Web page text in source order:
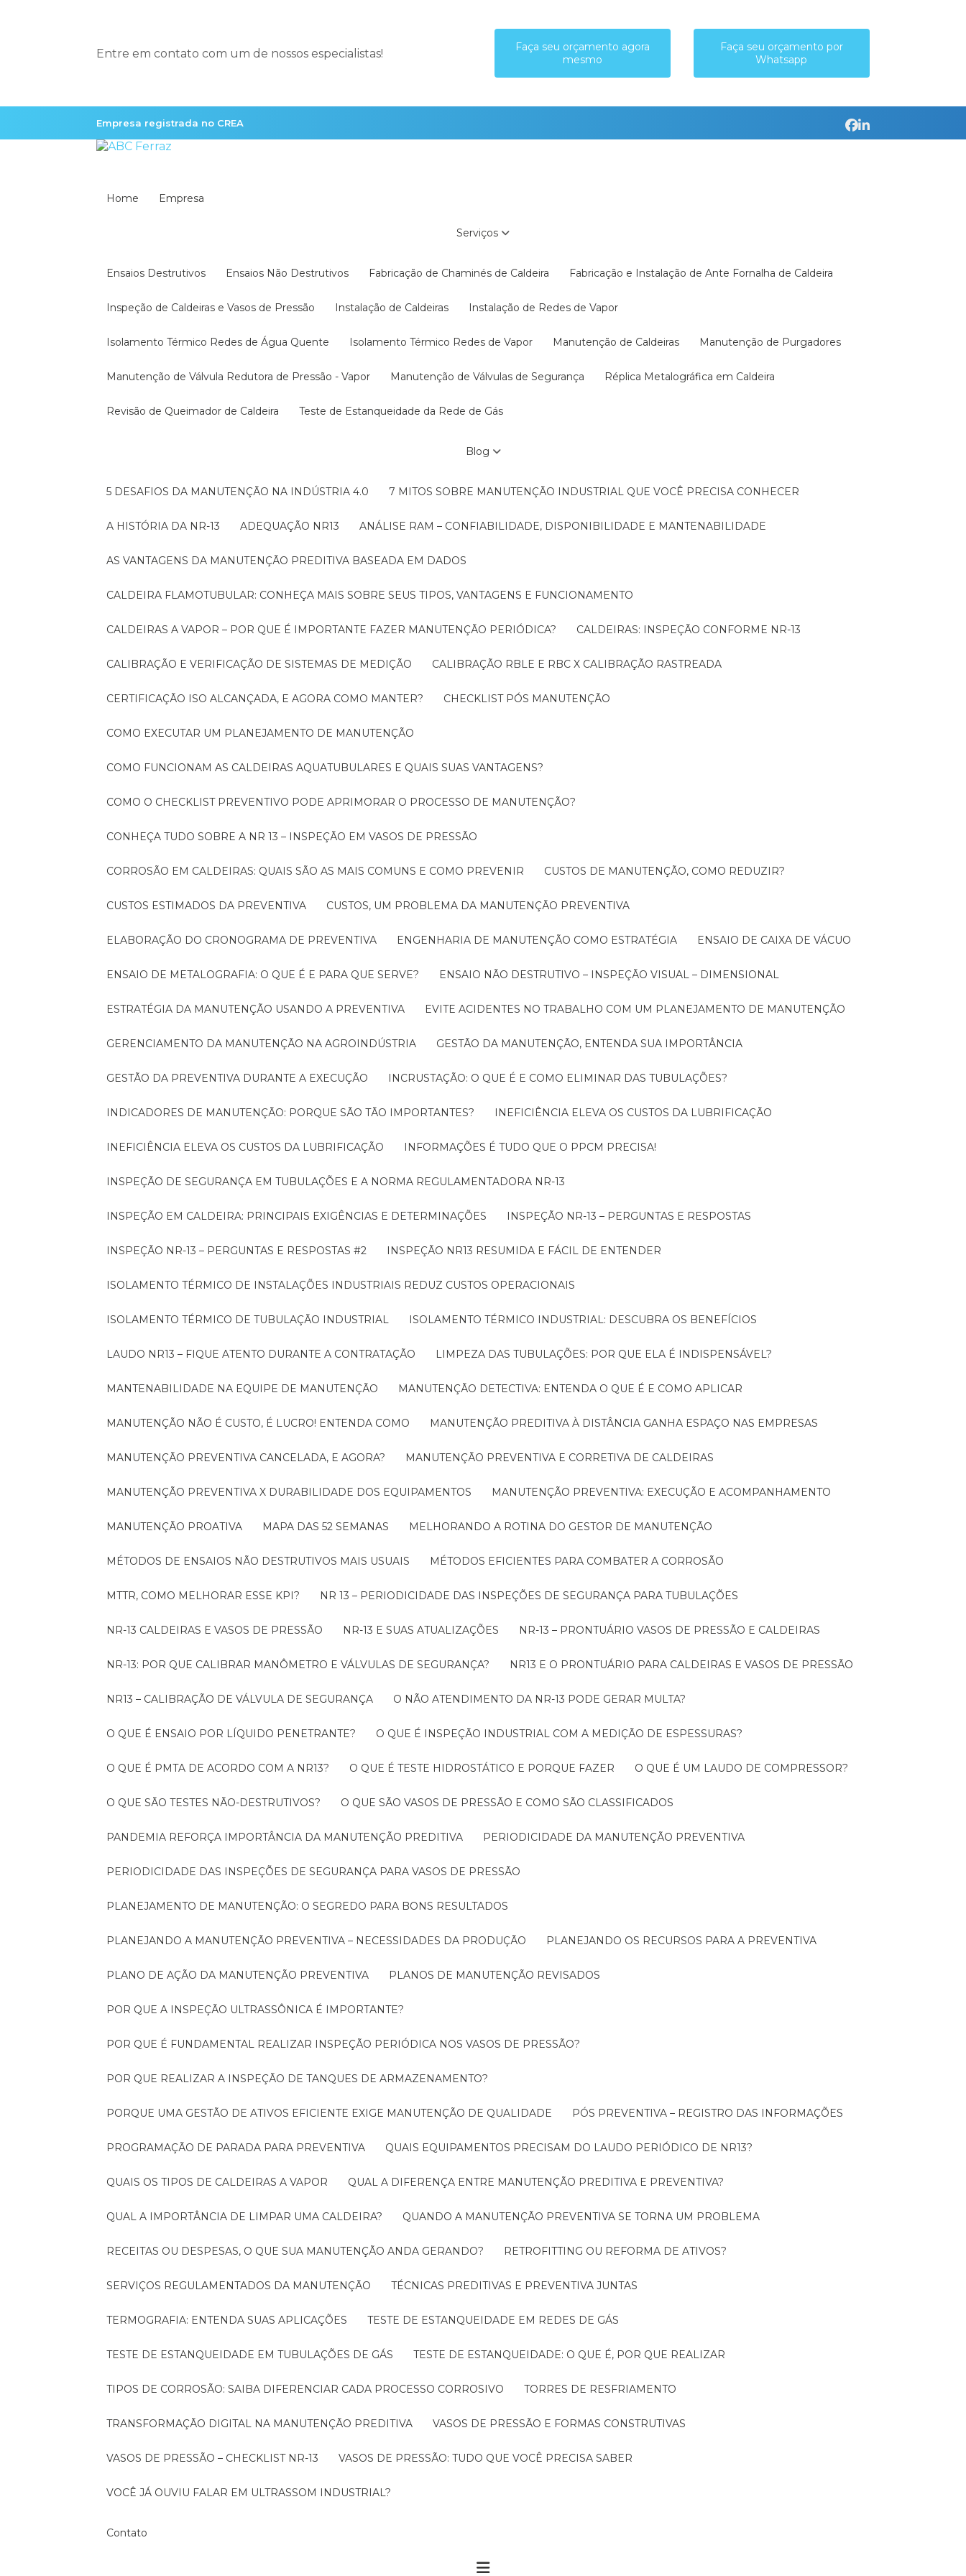
Entre em contato com um de nossos especialistas!
Faça seu orçamento agora
mesmo
Faça seu orçamento por
Whatsapp
Empresa registrada no CREA
Home Empresa
Serviços
Ensaios Destrutivos Ensaios Não Destrutivos Fabricação de Chaminés de Caldeira Fabricação e Instalação de Ante Fornalha de Caldeira
Inspeção de Caldeiras e Vasos de Pressão Instalação de Caldeiras Instalação de Redes de Vapor
Isolamento Térmico Redes de Água Quente Isolamento Térmico Redes de Vapor Manutenção de Caldeiras Manutenção de Purgadores
Manutenção de Válvula Redutora de Pressão - Vapor Manutenção de Válvulas de Segurança Réplica Metalográfica em Caldeira
Revisão de Queimador de Caldeira Teste de Estanqueidade da Rede de Gás
Blog
5 DESAFIOS DA MANUTENÇÃO NA INDÚSTRIA 4.0 7 MITOS SOBRE MANUTENÇÃO INDUSTRIAL QUE VOCÊ PRECISA CONHECER
A HISTÓRIA DA NR-13 ADEQUAÇÃO NR13 ANÁLISE RAM – CONFIABILIDADE, DISPONIBILIDADE E MANTENABILIDADE
AS VANTAGENS DA MANUTENÇÃO PREDITIVA BASEADA EM DADOS
CALDEIRA FLAMOTUBULAR: CONHEÇA MAIS SOBRE SEUS TIPOS, VANTAGENS E FUNCIONAMENTO
CALDEIRAS A VAPOR – POR QUE É IMPORTANTE FAZER MANUTENÇÃO PERIÓDICA? CALDEIRAS: INSPEÇÃO CONFORME NR-13
CALIBRAÇÃO E VERIFICAÇÃO DE SISTEMAS DE MEDIÇÃO CALIBRAÇÃO RBLE E RBC X CALIBRAÇÃO RASTREADA
CERTIFICAÇÃO ISO ALCANÇADA, E AGORA COMO MANTER? CHECKLIST PÓS MANUTENÇÃO
COMO EXECUTAR UM PLANEJAMENTO DE MANUTENÇÃO
COMO FUNCIONAM AS CALDEIRAS AQUATUBULARES E QUAIS SUAS VANTAGENS?
COMO O CHECKLIST PREVENTIVO PODE APRIMORAR O PROCESSO DE MANUTENÇÃO?
CONHEÇA TUDO SOBRE A NR 13 – INSPEÇÃO EM VASOS DE PRESSÃO
CORROSÃO EM CALDEIRAS: QUAIS SÃO AS MAIS COMUNS E COMO PREVENIR CUSTOS DE MANUTENÇÃO, COMO REDUZIR?
CUSTOS ESTIMADOS DA PREVENTIVA CUSTOS, UM PROBLEMA DA MANUTENÇÃO PREVENTIVA
ELABORAÇÃO DO CRONOGRAMA DE PREVENTIVA ENGENHARIA DE MANUTENÇÃO COMO ESTRATÉGIA ENSAIO DE CAIXA DE VÁCUO
ENSAIO DE METALOGRAFIA: O QUE É E PARA QUE SERVE? ENSAIO NÃO DESTRUTIVO – INSPEÇÃO VISUAL – DIMENSIONAL
ESTRATÉGIA DA MANUTENÇÃO USANDO A PREVENTIVA EVITE ACIDENTES NO TRABALHO COM UM PLANEJAMENTO DE MANUTENÇÃO
GERENCIAMENTO DA MANUTENÇÃO NA AGROINDÚSTRIA GESTÃO DA MANUTENÇÃO, ENTENDA SUA IMPORTÂNCIA
GESTÃO DA PREVENTIVA DURANTE A EXECUÇÃO INCRUSTAÇÃO: O QUE É E COMO ELIMINAR DAS TUBULAÇÕES?
INDICADORES DE MANUTENÇÃO: PORQUE SÃO TÃO IMPORTANTES? INEFICIÊNCIA ELEVA OS CUSTOS DA LUBRIFICAÇÃO
INEFICIÊNCIA ELEVA OS CUSTOS DA LUBRIFICAÇÃO INFORMAÇÕES É TUDO QUE O PPCM PRECISA!
INSPEÇÃO DE SEGURANÇA EM TUBULAÇÕES E A NORMA REGULAMENTADORA NR-13
INSPEÇÃO EM CALDEIRA: PRINCIPAIS EXIGÊNCIAS E DETERMINAÇÕES INSPEÇÃO NR-13 – PERGUNTAS E RESPOSTAS
INSPEÇÃO NR-13 – PERGUNTAS E RESPOSTAS #2 INSPEÇÃO NR13 RESUMIDA E FÁCIL DE ENTENDER
ISOLAMENTO TÉRMICO DE INSTALAÇÕES INDUSTRIAIS REDUZ CUSTOS OPERACIONAIS
ISOLAMENTO TÉRMICO DE TUBULAÇÃO INDUSTRIAL ISOLAMENTO TÉRMICO INDUSTRIAL: DESCUBRA OS BENEFÍCIOS
LAUDO NR13 – FIQUE ATENTO DURANTE A CONTRATAÇÃO LIMPEZA DAS TUBULAÇÕES: POR QUE ELA É INDISPENSÁVEL?
MANTENABILIDADE NA EQUIPE DE MANUTENÇÃO MANUTENÇÃO DETECTIVA: ENTENDA O QUE É E COMO APLICAR
MANUTENÇÃO NÃO É CUSTO, É LUCRO! ENTENDA COMO MANUTENÇÃO PREDITIVA À DISTÂNCIA GANHA ESPAÇO NAS EMPRESAS
MANUTENÇÃO PREVENTIVA CANCELADA, E AGORA? MANUTENÇÃO PREVENTIVA E CORRETIVA DE CALDEIRAS
MANUTENÇÃO PREVENTIVA X DURABILIDADE DOS EQUIPAMENTOS MANUTENÇÃO PREVENTIVA: EXECUÇÃO E ACOMPANHAMENTO
MANUTENÇÃO PROATIVA MAPA DAS 52 SEMANAS MELHORANDO A ROTINA DO GESTOR DE MANUTENÇÃO
MÉTODOS DE ENSAIOS NÃO DESTRUTIVOS MAIS USUAIS MÉTODOS EFICIENTES PARA COMBATER A CORROSÃO
MTTR, COMO MELHORAR ESSE KPI? NR 13 – PERIODICIDADE DAS INSPEÇÕES DE SEGURANÇA PARA TUBULAÇÕES
NR-13 CALDEIRAS E VASOS DE PRESSÃO NR-13 E SUAS ATUALIZAÇÕES NR-13 – PRONTUÁRIO VASOS DE PRESSÃO E CALDEIRAS
NR-13: POR QUE CALIBRAR MANÔMETRO E VÁLVULAS DE SEGURANÇA? NR13 E O PRONTUÁRIO PARA CALDEIRAS E VASOS DE PRESSÃO
NR13 – CALIBRAÇÃO DE VÁLVULA DE SEGURANÇA O NÃO ATENDIMENTO DA NR-13 PODE GERAR MULTA?
O QUE É ENSAIO POR LÍQUIDO PENETRANTE? O QUE É INSPEÇÃO INDUSTRIAL COM A MEDIÇÃO DE ESPESSURAS?
O QUE É PMTA DE ACORDO COM A NR13? O QUE É TESTE HIDROSTÁTICO E PORQUE FAZER O QUE É UM LAUDO DE COMPRESSOR?
O QUE SÃO TESTES NÃO-DESTRUTIVOS? O QUE SÃO VASOS DE PRESSÃO E COMO SÃO CLASSIFICADOS
PANDEMIA REFORÇA IMPORTÂNCIA DA MANUTENÇÃO PREDITIVA PERIODICIDADE DA MANUTENÇÃO PREVENTIVA
PERIODICIDADE DAS INSPEÇÕES DE SEGURANÇA PARA VASOS DE PRESSÃO
PLANEJAMENTO DE MANUTENÇÃO: O SEGREDO PARA BONS RESULTADOS
PLANEJANDO A MANUTENÇÃO PREVENTIVA – NECESSIDADES DA PRODUÇÃO PLANEJANDO OS RECURSOS PARA A PREVENTIVA
PLANO DE AÇÃO DA MANUTENÇÃO PREVENTIVA PLANOS DE MANUTENÇÃO REVISADOS
POR QUE A INSPEÇÃO ULTRASSÔNICA É IMPORTANTE?
POR QUE É FUNDAMENTAL REALIZAR INSPEÇÃO PERIÓDICA NOS VASOS DE PRESSÃO?
POR QUE REALIZAR A INSPEÇÃO DE TANQUES DE ARMAZENAMENTO?
PORQUE UMA GESTÃO DE ATIVOS EFICIENTE EXIGE MANUTENÇÃO DE QUALIDADE PÓS PREVENTIVA – REGISTRO DAS INFORMAÇÕES
PROGRAMAÇÃO DE PARADA PARA PREVENTIVA QUAIS EQUIPAMENTOS PRECISAM DO LAUDO PERIÓDICO DE NR13?
QUAIS OS TIPOS DE CALDEIRAS A VAPOR QUAL A DIFERENÇA ENTRE MANUTENÇÃO PREDITIVA E PREVENTIVA?
QUAL A IMPORTÂNCIA DE LIMPAR UMA CALDEIRA? QUANDO A MANUTENÇÃO PREVENTIVA SE TORNA UM PROBLEMA
RECEITAS OU DESPESAS, O QUE SUA MANUTENÇÃO ANDA GERANDO? RETROFITTING OU REFORMA DE ATIVOS?
SERVIÇOS REGULAMENTADOS DA MANUTENÇÃO TÉCNICAS PREDITIVAS E PREVENTIVA JUNTAS
TERMOGRAFIA: ENTENDA SUAS APLICAÇÕES TESTE DE ESTANQUEIDADE EM REDES DE GÁS
TESTE DE ESTANQUEIDADE EM TUBULAÇÕES DE GÁS TESTE DE ESTANQUEIDADE: O QUE É, POR QUE REALIZAR
TIPOS DE CORROSÃO: SAIBA DIFERENCIAR CADA PROCESSO CORROSIVO TORRES DE RESFRIAMENTO
TRANSFORMAÇÃO DIGITAL NA MANUTENÇÃO PREDITIVA VASOS DE PRESSÃO E FORMAS CONSTRUTIVAS
VASOS DE PRESSÃO – CHECKLIST NR-13 VASOS DE PRESSÃO: TUDO QUE VOCÊ PRECISA SABER
VOCÊ JÁ OUVIU FALAR EM ULTRASSOM INDUSTRIAL?
Contato